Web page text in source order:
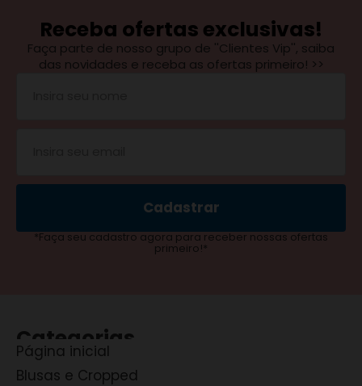
Receba ofertas exclusivas!
Faça parte de nosso grupo de ''Clientes Vip'', saiba
das novidades e receba as ofertas primeiro! >>
Cadastrar
*Faça seu cadastro agora para receber nossas ofertas
primeiro!*
Categorias
Página inicial
Blusas e Cropped